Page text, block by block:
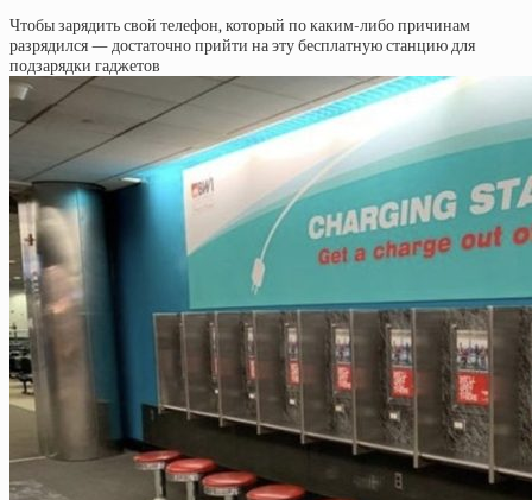
Чтобы зарядить свой телефон, который по каким-либо причинам
разрядился — достаточно прийти на эту бесплатную станцию для
подзарядки гаджетов